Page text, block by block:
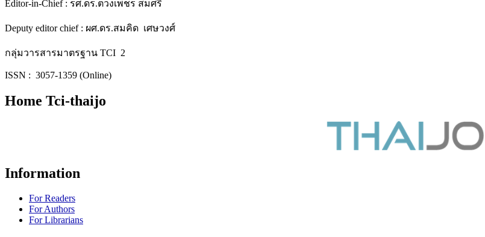
Editor-in-Chief : รศ.ดร.ตวงเพชร สมศรี
Deputy editor chief : ผศ.ดร.สมคิด เศษวงศ์
กลุ่มวารสารมาตรฐาน TCI 2
ISSN : 3057-1359 (Online)
Home Tci-thaijo
Information
For Readers
For Authors
For Librarians